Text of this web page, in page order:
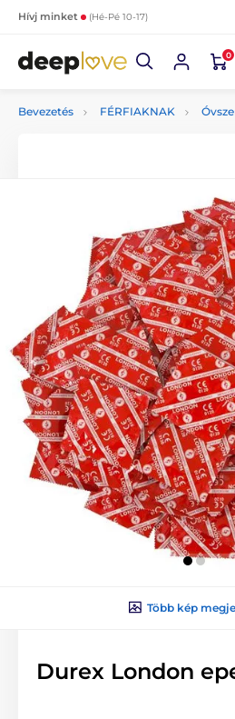
Hívj minket (Hé-Pé 10-17)
0
Bevezetés FÉRFIAKNAK
Több kép
Durex London